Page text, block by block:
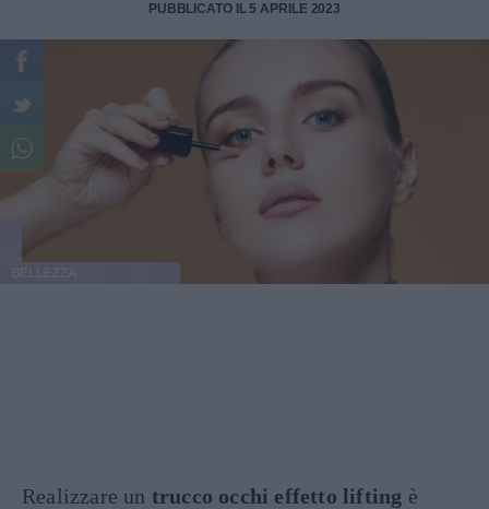
PUBBLICATO IL 5 APRILE 2023
Realizzare un trucco occhi effetto lifting è